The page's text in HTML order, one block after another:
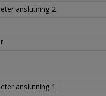
anslutning 2
anslutning 1